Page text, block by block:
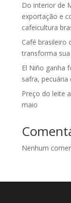
Do interior de
exportação e
cafeicultura
Café brasileiro
transforma
El Niño ganha
safra,
Preço do leite
maio
Nenhum